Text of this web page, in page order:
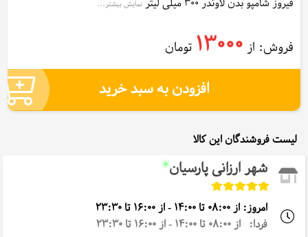
نمایش بیشتر...
فروش: از 13000 تومان
افزودن به سبد خرید
لیست فروشندگان این کالا
شهر ارزانی پارسیان
امروز: از 08:00 تا 14:00 - از 16:00 تا 23:30
فردا: از 08:00 تا 14:00 - از 16:00 تا 23:30